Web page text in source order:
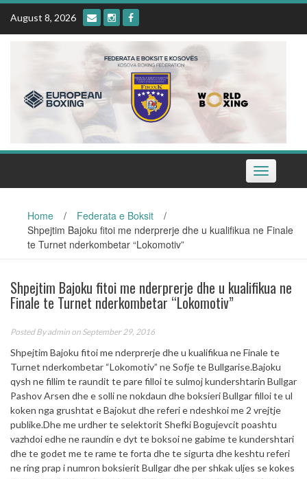
Skip
content
August 8, 2026
Toggle
navigation
Home / Federata e Boksit
/
Shpejtim Bajoku fitoi me nderprerje dhe u kualifikua ne Finale
te Turnet nderkombetar “Lokomotiv”
Shpejtim Bajoku fitoi me nderprerje dhe u kualifikua ne
Finale te Turnet nderkombetar “Lokomotiv”
Posted Byadmin on September 29, 2016
Shpejtim Bajoku fitoi me nderprerje dhe u kualifikua ne Finale te
Turnet nderkombetar “Lokomotiv” ne Sofje te Bullgarise.Bajoku
qysh ne fillim te raundit te pare filloi te sulmoj kundershtarin Bullgar
Pashov Arsen dhe e solli ne nokdaun dhe boksieri Bullgar filloi te ul
koken nga grushtat e Bajokut dhe referi e ndeshkoi me 2 vrejtje
publike.Dhe me urdher te selektorit Shefki Bogujevcit poashtu
vazhdoi edhe ne raundin e dyt te boksoi ne gabime te kundershtari
dhe te godet me te rame te forta dhe te sigurta dhe keshtu referi
ne ring prap i numron boksierit Bullgar dhe per shkak uljes se kokes